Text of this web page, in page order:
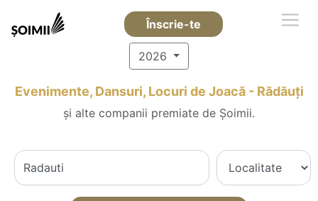
Înscrie-te
2026
Evenimente, Dansuri, Locuri de Joacă - Rădăuţi
și alte companii premiate de Șoimii.